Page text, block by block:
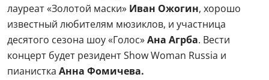
лауреат «Золотой маски» Иван Ожогин, хорошо
известный любителям мюзиклов, и участница
десятого сезона шоу «Голос»Ана Агрба. Вести
концерт будет резидент Show Woman Russia и
пианистка Анна Фомичева.